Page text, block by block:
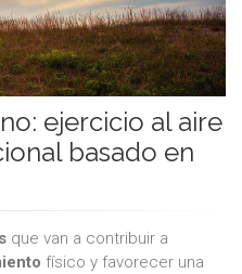
ejercicio al aire
basado en
que van a contribuir a
físico y favorecer una